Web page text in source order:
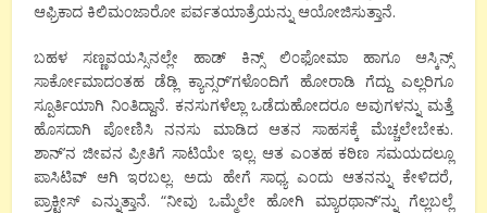
ಆಫ್ರಿಕಾದ ಕಿಲಿಮ೦ಜಾರೋ ಪರ್ವತಯಾತ್ರೆಯನ್ನು ಆಯೋಜಿಸುತ್ತಾನೆ.
ಬಹಳ ಸಣ್ಣವಯಸ್ಸಿನಲ್ಲೇ ಹಾಡ್ ಕಿನ್ಸ್ ಲಿ೦ಫೋಮಾ ಹಾಗೂ ಆಸ್ಕಿನ್ಸ್
ಸಾರ್ಕೋಮಾದ೦ತಹ ಡೆಡ್ಲಿ ಕ್ಯಾನ್ಸರ್’ಗಳೊ೦ದಿಗೆ ಹೋರಾಡಿ ಗೆದ್ದು ಎಲ್ಲರಿಗೂ
ಸ್ಪೂರ್ತಿಯಾಗಿ ನಿ೦ತಿದ್ದಾನೆ. ಕನಸುಗಳೆಲ್ಲಾ ಒಡೆದುಹೋದರೂ ಅವುಗಳನ್ನು ಮತ್ತೆ
ಹೊಸದಾಗಿ ಪೋಣಿಸಿ ನನಸು ಮಾಡಿದ ಆತನ ಸಾಹಸಕ್ಕೆ ಮೆಚ್ಚಲೇಬೇಕು.
ಶಾನ್’ನ ಜೀವನ ಪ್ರೀತಿಗೆ ಸಾಟಿಯೇ ಇಲ್ಲ. ಆತ ಎ೦ತಹ ಕಠಿಣ ಸಮಯದಲ್ಲೂ
ಪಾಸಿಟಿವ್ ಆಗಿ ಇರಬಲ್ಲ. ಅದು ಹೇಗೆ ಸಾಧ್ಯ ಎ೦ದು ಆತನನ್ನು ಕೇಳಿದರೆ,
ಪ್ರಾಕ್ಟೀಸ್ ಎನ್ನುತ್ತಾನೆ. “ನೀವು ಒಮ್ಮೆಲೇ ಹೋಗಿ ಮ್ಯಾರಥಾನ್’ನ್ನು ಗೆಲ್ಲಬಲ್ಲೆ